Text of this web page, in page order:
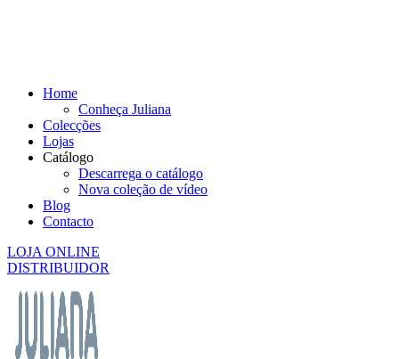
Home
Conheça Juliana
Colecções
Lojas
Catálogo
Descarrega o catálogo
Nova coleção de vídeo
Blog
Contacto
LOJA ONLINE
DISTRIBUIDOR